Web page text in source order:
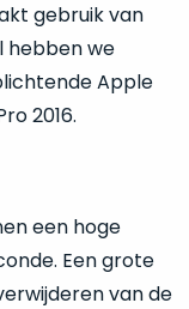
gebruik van
hebben we
Apple
2016.
een hoge
Een grote
van de